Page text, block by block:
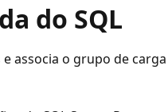
do SQL
associa o grupo de carga